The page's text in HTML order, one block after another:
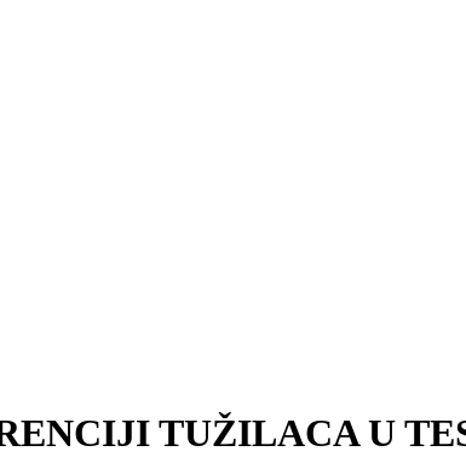
TUŽILACA U